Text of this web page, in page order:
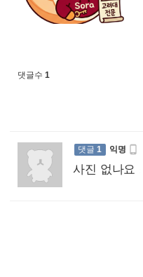
댓글수 1
댓글 1 익명 
사진 없나요